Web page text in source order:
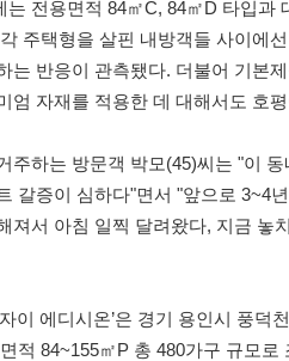
는 전용면적 84㎡C, 84㎡D 타입과
주택형을 살핀 내방객들 사이에
는 반응이 관측됐다. 더불어 기본
엄 자재를 적용한 데 대해서도 호
주하는 방문객 박모(45)씨는 "이
갈증이 심하다"면서 "앞으로 3~4
져서 아침 일찍 달려왔다, 지금 놓
이 에디시온’은 경기 용인시 풍
적 84~155㎡P 총 480가구 규모